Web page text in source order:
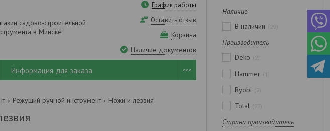
садово-строительной
в Минске
График работы
Оставить отзыв
Корзина
Наличие документов
Информация для заказа
Режущий ручной инструмент Ножи и лезвия
Наличие
В наличии
Производитель
Deko
Hammer
Ryobi
Total
Страна производитель